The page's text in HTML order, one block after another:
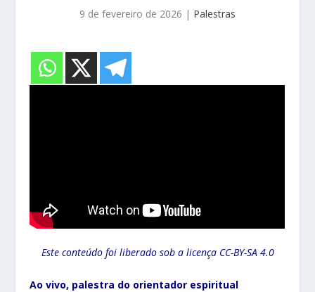
9 de fevereiro de 2026 | Palestras
Este conteúdo foi liberado sob a licença CC-BY-SA 4.0
Ao vivo, palestra do orientador espiritual